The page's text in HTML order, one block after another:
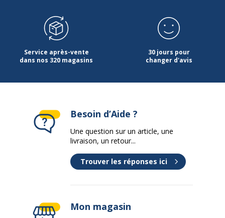
Service après-vente
dans nos 320 magasins
30 jours pour
changer d'avis
Besoin d’Aide ?
Une question sur un article, une
livraison, un retour...
Trouver les réponses ici
Mon magasin